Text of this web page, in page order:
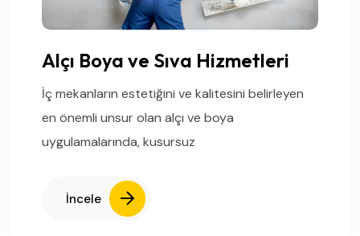
Alçı Boya ve Sıva Hizmetleri
İç mekanların estetiğini ve kalitesini belirleyen
en önemli unsur olan alçı ve boya
uygulamalarında, kusursuz
İncele